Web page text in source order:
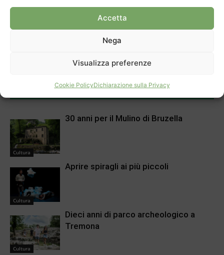
Accetta
Nega
Visualizza preferenze
Cookie PolicyDichiarazione sulla Privacy
70 anni fa il trionfale percorso
Cultura
30 anni per il Mulino di Bruzella
Cultura
Aprire spiragli ai più piccoli
Cultura
Dieci anni di parco archeologico a
Tremona